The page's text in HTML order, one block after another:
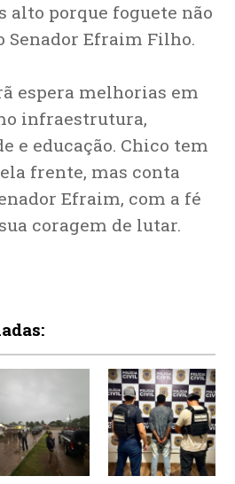
alto porque foguete não
Senador Efraim Filho.
espera melhorias em
infraestrutura,
e educação. Chico tem
frente, mas conta
Efraim, com a fé
coragem de lutar.